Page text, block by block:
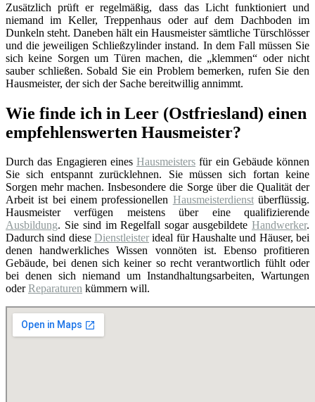
Zusätzlich prüft er regelmäßig, dass das Licht funktioniert und
niemand im Keller, Treppenhaus oder auf dem Dachboden im
Dunkeln steht. Daneben hält ein Hausmeister sämtliche Türschlösser
und die jeweiligen Schließzylinder instand. In dem Fall müssen Sie
sich keine Sorgen um Türen machen, die „klemmen“ oder nicht
sauber schließen. Sobald Sie ein Problem bemerken, rufen Sie den
Hausmeister, der sich der Sache bereitwillig annimmt.
Wie finde ich in Leer (Ostfriesland) einen
empfehlenswerten Hausmeister?
Durch das Engagieren eines Hausmeisters für ein Gebäude können
Sie sich entspannt zurücklehnen. Sie müssen sich fortan keine
Sorgen mehr machen. Insbesondere die Sorge über die Qualität der
Arbeit ist bei einem professionellen Hausmeisterdienstüberflüssig.
Hausmeister verfügen meistens über eine qualifizierende
Ausbildung. Sie sind im Regelfall sogar ausgebildete Handwerker.
Dadurch sind diese Dienstleister ideal für Haushalte und Häuser, bei
denen handwerkliches Wissen vonnöten ist. Ebenso profitieren
Gebäude, bei denen sich keiner so recht verantwortlich fühlt oder
bei denen sich niemand um Instandhaltungsarbeiten, Wartungen
oderReparaturen kümmern will.